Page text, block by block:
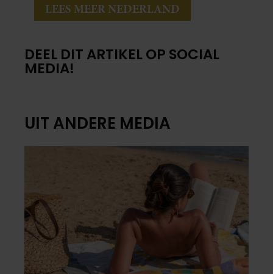
LEES MEER NEDERLAND
DEEL DIT ARTIKEL OP SOCIAL
MEDIA!
UIT ANDERE MEDIA